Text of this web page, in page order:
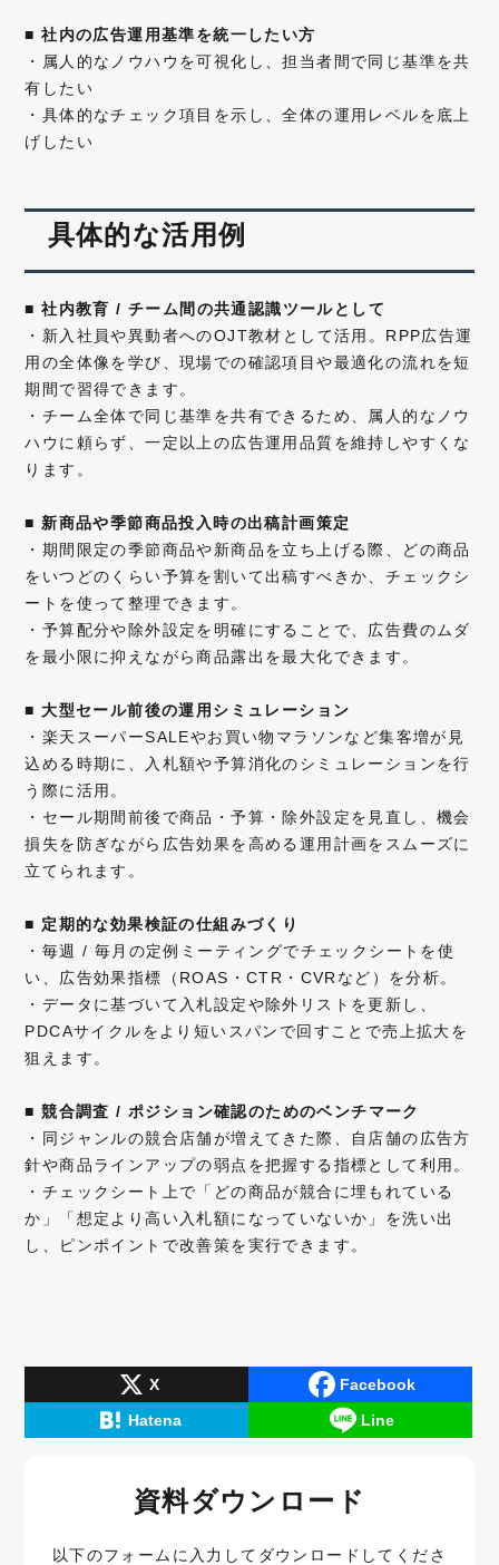
■社内の広告運用基準を統一したい方
・属人的なノウハウを可視化し、担当者間で同じ基準を共
有したい
・具体的なチェック項目を示し、全体の運用レベルを底上
げしたい
具体的な活用例
■ 社内教育 / チーム間の共通認識ツールとして
・新入社員や異動者へのOJT教材として活用。RPP広告運
用の全体像を学び、現場での確認項目や最適化の流れを短
期間で習得できます。
・チーム全体で同じ基準を共有できるため、属人的なノウ
ハウに頼らず、一定以上の広告運用品質を維持しやすくな
ります。
■ 新商品や季節商品投入時の出稿計画策定
・期間限定の季節商品や新商品を立ち上げる際、どの商品
をいつどのくらい予算を割いて出稿すべきか、チェックシ
ートを使って整理できます。
・予算配分や除外設定を明確にすることで、広告費のムダ
を最小限に抑えながら商品露出を最大化できます。
■ 大型セール前後の運用シミュレーション
・楽天スーパーSALEやお買い物マラソンなど集客増が見
込める時期に、入札額や予算消化のシミュレーションを行
う際に活用。
・セール期間前後で商品・予算・除外設定を見直し、機会
損失を防ぎながら広告効果を高める運用計画をスムーズに
立てられます。
■ 定期的な効果検証の仕組みづくり
・毎週 / 毎月の定例ミーティングでチェックシートを使
い、広告効果指標（ROAS・CTR・CVRなど）を分析。
・データに基づいて入札設定や除外リストを更新し、
PDCAサイクルをより短いスパンで回すことで売上拡大を
狙えます。
■ 競合調査 / ポジション確認のためのベンチマーク
・同ジャンルの競合店舗が増えてきた際、自店舗の広告方
針や商品ラインアップの弱点を把握する指標として利用。
・チェックシート上で「どの商品が競合に埋もれている
か」「想定より高い入札額になっていないか」を洗い出
し、ピンポイントで改善策を実行できます。
X
Facebook
Hatena
Line
資料ダウンロード
以下のフォームに入力してダウンロードしてくださ